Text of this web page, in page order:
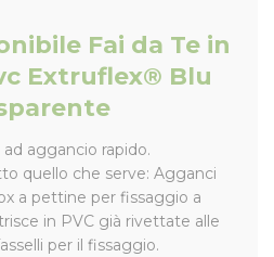
Fai da Te in
Extruflex® Blu
ad aggancio rapido.
quello che serve: Agganci
a pettine per fissaggio a
in PVC già rivettate alle
per il fissaggio.